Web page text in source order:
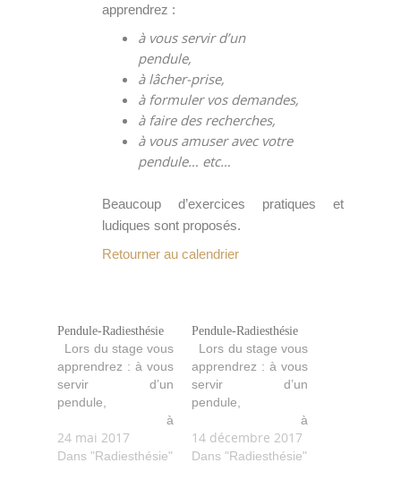
apprendrez :
à vous servir d’un
pendule,
à lâcher-prise,
à formuler vos demandes,
à faire des recherches,
à vous amuser avec votre
pendule… etc…
Beaucoup d’exercices pratiques et
ludiques sont proposés.
Retourner au calendrier
Pendule-Radiesthésie
Lors du stage vous
apprendrez : à vous
servir d’un
pendule,
à
lâcher-prise, à
formuler vos
24 mai 2017
Dans "Radiesthésie"
Pendule-Radiesthésie
Lors du stage vous
apprendrez : à vous
servir d’un
pendule,
à
lâcher-prise, à
formuler vos
14 décembre 2017
Dans "Radiesthésie"